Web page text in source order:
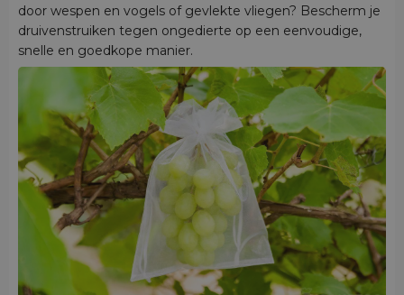
door wespen en vogels of gevlekte vliegen? Bescherm je
druivenstruiken tegen ongedierte op een eenvoudige,
snelle en goedkope manier.